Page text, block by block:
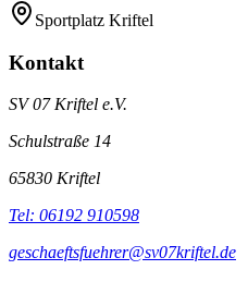
Sportplatz Kriftel
Kontakt
SV 07 Kriftel e.V.
Schulstraße 14
65830 Kriftel
Tel: 06192 910598
geschaeftsfuehrer@sv07kriftel.de